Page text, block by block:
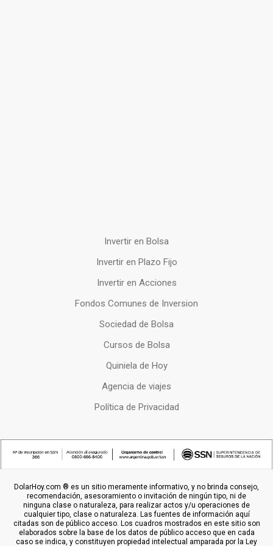
Invertir en Bolsa
Invertir en Plazo Fijo
Invertir en Acciones
Fondos Comunes de Inversion
Sociedad de Bolsa
Cursos de Bolsa
Quiniela de Hoy
Agencia de viajes
Política de Privacidad
DolarHoy.com ® es un sitio meramente informativo, y no brinda consejo,
recomendación, asesoramiento o invitación de ningún tipo, ni de
ninguna clase o naturaleza, para realizar actos y/u operaciones de
cualquier tipo, clase o naturaleza. Las fuentes de información aquí
citadas son de público acceso. Los cuadros mostrados en este sitio son
elaborados sobre la base de los datos de público acceso que en cada
caso se indica, y constituyen propiedad intelectual amparada por la Ley